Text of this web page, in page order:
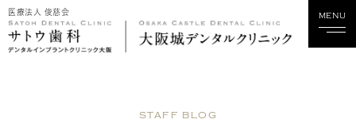
医療法人 俊慈会 MENU
STAFF BLOG